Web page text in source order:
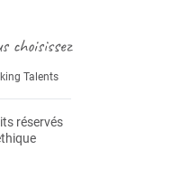
choisissez
Talents
réservés